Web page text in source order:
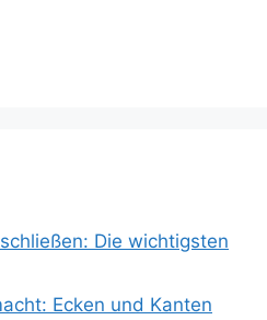
Die wichtigsten
Ecken und Kanten